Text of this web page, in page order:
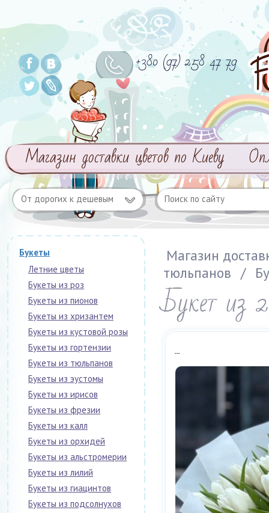
+380 (97) 258 47 79
Магазин доставки цветов по Киеву
От дорогих к дешевым
Букеты
Летние цветы
Букеты из роз
Букеты из пионов
Букеты из хризантем
Букеты из кустовой розы
Букеты из гортензии
Букеты из тюльпанов
Букеты из эустомы
Букеты из ирисов
Букеты из фрезии
Букеты из калл
Букеты из орхидей
Букеты из альстромерии
Букеты из лилий
Букеты из гиацинтов
Букеты из подсолнухов
Магазин
тюльпанов /
Букет из
...